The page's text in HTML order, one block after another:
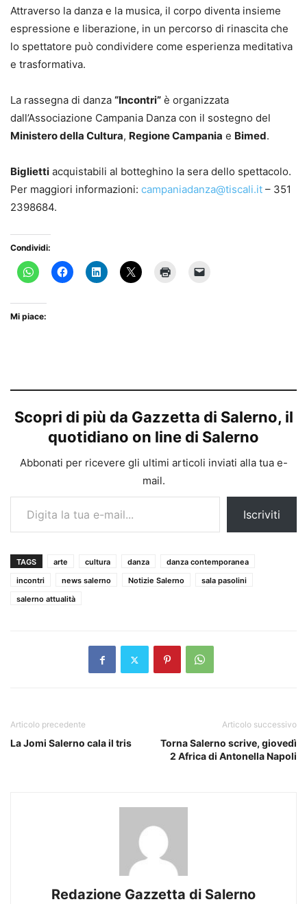
Attraverso la danza e la musica, il corpo diventa insieme
espressione e liberazione, in un percorso di rinascita che
lo spettatore può condividere come esperienza meditativa
e trasformativa.
La rassegna di danza “Incontri” è organizzata
dall’Associazione Campania Danza con il sostegno del
Ministero della Cultura, Regione Campania e Bimed.
Biglietti acquistabili al botteghino la sera dello spettacolo.
Per maggiori informazioni: campaniadanza@tiscali.it – 351
2398684.
Condividi:
Mi piace:
Scopri di più da Gazzetta di Salerno, il
quotidiano on line di Salerno
Abbonati per ricevere gli ultimi articoli inviati alla tua e-
mail.
Digita la tua e-mail...
Iscriviti
TAGS arte cultura danza
danza contemporanea
incontri
news salerno Notizie Salerno
sala pasolini
salerno attualità
Articolo precedente
La Jomi Salerno cala il tris
Articolo successivo
Torna Salerno scrive, giovedì
2 Africa di Antonella Napoli
Redazione Gazzetta di Salerno